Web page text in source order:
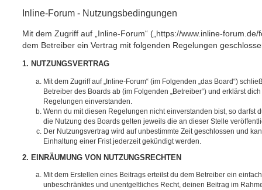
Inline-Forum - Nutzungsbedingungen
Mit dem Zugriff auf „Inline-Forum“ („https://www.inline-
dem Betreiber ein Vertrag mit folgenden Regelungen
1. NUTZUNGSVERTRAG
Mit dem Zugriff auf „Inline-Forum“ (im Folgenden „das Board“)
Betreiber des Boards ab (im Folgenden „Betreiber“) und erklärst
Regelungen einverstanden.
Wenn du mit diesen Regelungen nicht einverstanden bist, so darfst
die Nutzung des Boards gelten jeweils die an dieser Stelle
Der Nutzungsvertrag wird auf unbestimmte Zeit geschlossen und
Einhaltung einer Frist jederzeit gekündigt werden.
2. EINRÄUMUNG VON NUTZUNGSRECHTEN
Mit dem Erstellen eines Beitrags erteilst du dem Betreiber ein
unbeschränktes und unentgeltliches Recht, deinen Beitrag im